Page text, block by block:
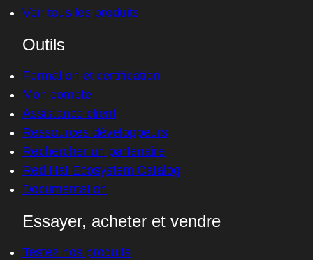
Voir tous les produits
Outils
Formation et certification
Mon compte
Assistance client
Ressources développeurs
Rechercher un partenaire
Red Hat Ecosystem Catalog
Documentation
Essayer, acheter et vendre
Testez nos produits